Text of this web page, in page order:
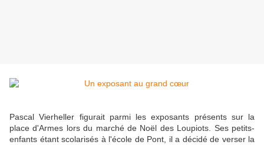
Pascal Vierheller figurait parmi les exposants présents sur la
place d'Armes lors du marché de Noël des Loupiots. Ses pe­tits-
enfants étant scolarisés à l'école de Pont, il a décidé de verser la